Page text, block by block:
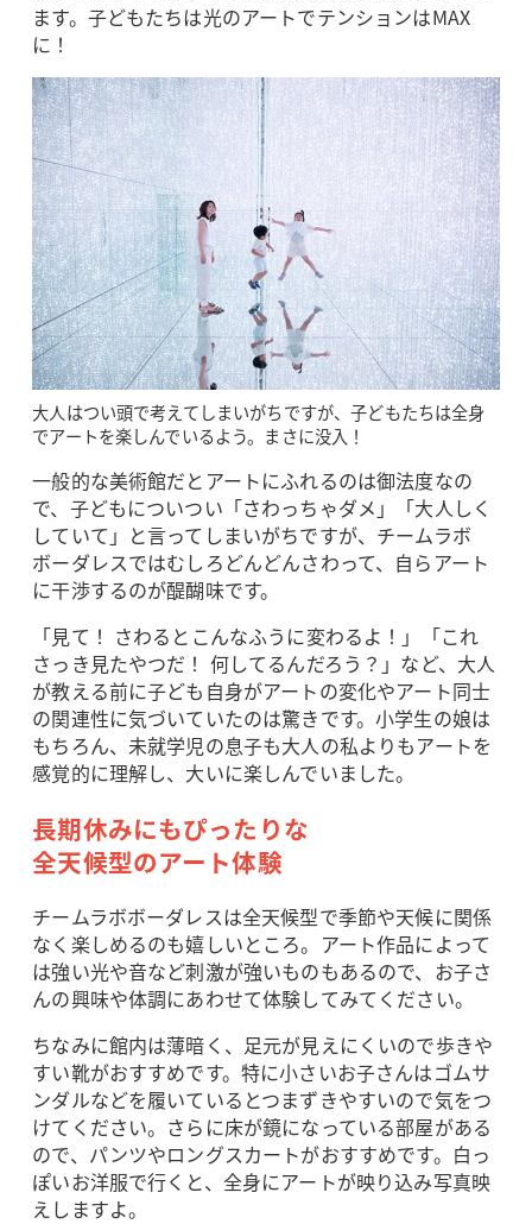
ます。子どもたちは光のアートでテンションはMAX
に！
大人はつい頭で考えてしまいがちですが、子どもたちは全身
でアートを楽しんでいるよう。まさに没入！
一般的な美術館だとアートにふれるのは御法度なの
で、子どもについつい「さわっちゃダメ」「大人しく
していて」と言ってしまいがちですが、チームラボ
ボーダレスではむしろどんどんさわって、自らアート
に干渉するのが醍醐味です。
「見て！ さわるとこんなふうに変わるよ！」「これ
さっき見たやつだ！ 何してるんだろう？」など、大人
が教える前に子ども自身がアートの変化やアート同士
の関連性に気づいていたのは驚きです。小学生の娘は
もちろん、未就学児の息子も大人の私よりもアートを
感覚的に理解し、大いに楽しんでいました。
長期休みにもぴったりな
全天候型のアート体験
チームラボボーダレスは全天候型で季節や天候に関係
なく楽しめるのも嬉しいところ。アート作品によって
は強い光や音など刺激が強いものもあるので、お子さ
んの興味や体調にあわせて体験してみてください。
ちなみに館内は薄暗く、足元が見えにくいので歩きや
すい靴がおすすめです。特に小さいお子さんはゴムサ
ンダルなどを履いているとつまずきやすいので気をつ
けてください。さらに床が鏡になっている部屋がある
ので、パンツやロングスカートがおすすめです。白っ
ぽいお洋服で行くと、全身にアートが映り込み写真映
えしますよ。